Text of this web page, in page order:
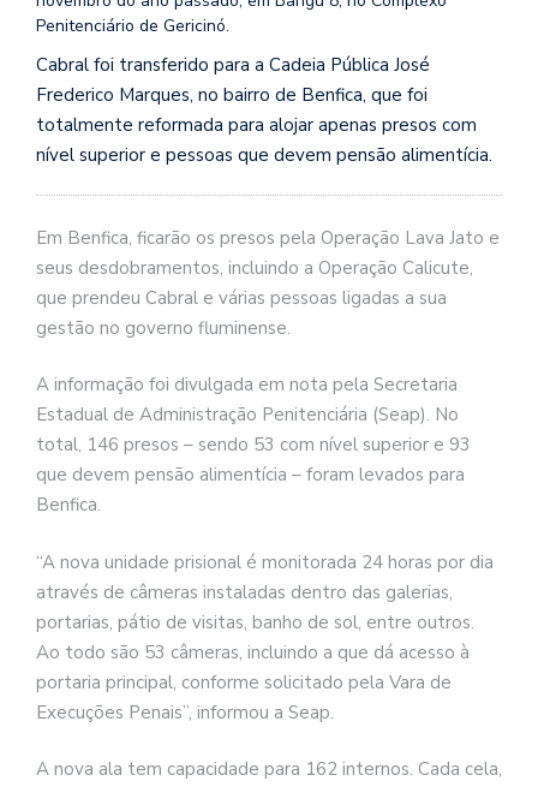
Penitenciário de Gericinó.
Cabral foi transferido para a Cadeia Pública José
Frederico Marques, no bairro de Benfica, que foi
totalmente reformada para alojar apenas presos com
nível superior e pessoas que devem pensão alimentícia.
Em Benfica, ficarão os presos pela Operação Lava Jato e
seus desdobramentos, incluindo a Operação Calicute,
que prendeu Cabral e várias pessoas ligadas a sua
gestão no governo fluminense.
A informação foi divulgada em nota pela Secretaria
Estadual de Administração Penitenciária (Seap). No
total, 146 presos – sendo 53 com nível superior e 93
que devem pensão alimentícia – foram levados para
Benfica.
“A nova unidade prisional é monitorada 24 horas por dia
através de câmeras instaladas dentro das galerias,
portarias, pátio de visitas, banho de sol, entre outros.
Ao todo são 53 câmeras, incluindo a que dá acesso à
portaria principal, conforme solicitado pela Vara de
Execuções Penais”, informou a Seap.
A nova ala tem capacidade para 162 internos. Cada cela,